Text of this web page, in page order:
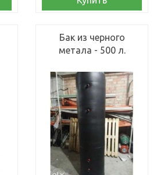
Бак из черного
метала - 500 л.